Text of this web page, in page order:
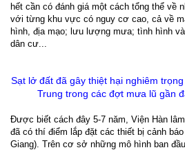
hết cần có đánh giá một cách tổng thể về
với từng khu vực có nguy cơ cao, cả về
hình, địa mạo; lưu lượng mưa; tình hình
dân cư...
Sạt lở đất đã gây thiệt hại nghiêm
Trung trong các đợt mưa lũ gần
Được biết cách đây 5-7 năm, Viện Hàn
đã có thí điểm lắp đặt các thiết bị cảnh
Giang). Trên cơ sở những mô hình ban